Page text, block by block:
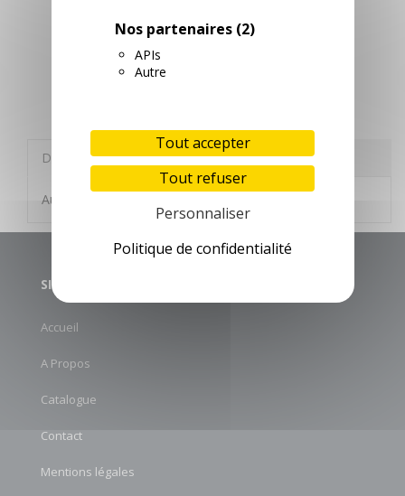
Nos partenaires (2)
APIs
Autre
Tout accepter
Tout refuser
Personnaliser
Politique de confidentialité
RETROUVEZ CE PRODUIT DANS LES
CATÉGORIES SUIVANTES
Description Autres informations
Aucune description n'est disponible
SITE MAP
Accueil
A Propos
Catalogue
Contact
Mentions légales